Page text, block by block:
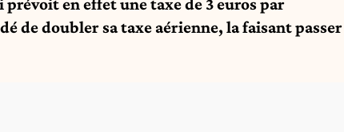
de doubler sa taxe aérienne, la faisant passer